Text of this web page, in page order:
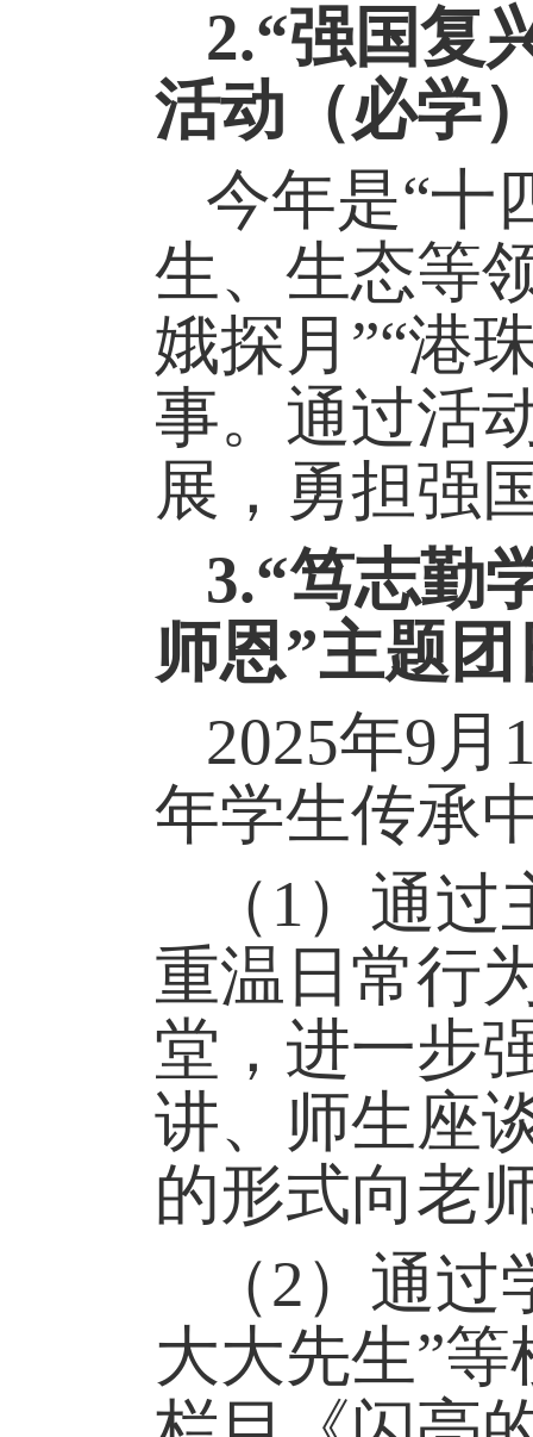
2.“强国复
活动 （必学
今年是“十
生、生态等
娥探月 ”“港
事。通过活
展，勇担强
3.“笃志勤
师恩”主题
2025年9月
年学生传承
（1） 通过
重温日常行
堂，进一步
讲、师生座
的形式向老
（2） 通过
大大先生”